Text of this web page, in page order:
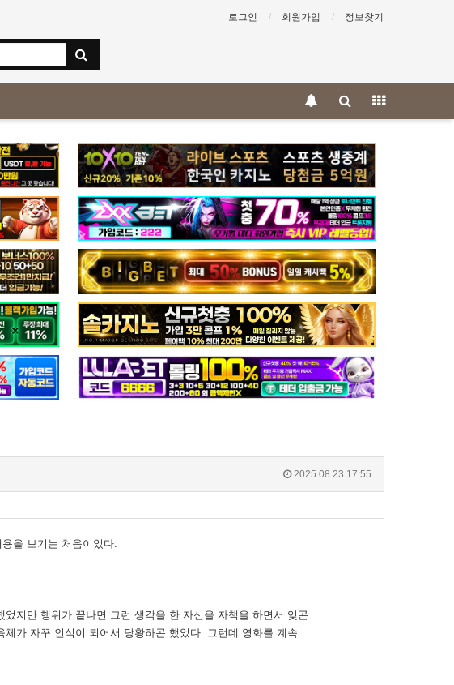
로그인 회원가입 정보찾기
2025.08.23 17:55
을 보기는 처음이었다.
지만 행위가 끝나면 그런 생각을 한 자신을 자책을 하면서 잊곤
가 자꾸 인식이 되어서 당황하곤 했었다. 그런데 영화를 계속